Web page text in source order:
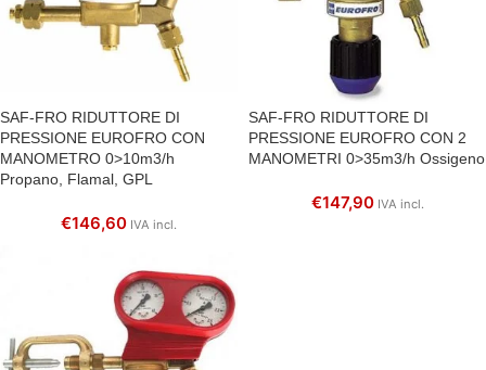
SAF-FRO RIDUTTORE DI
PRESSIONE EUROFRO CON
MANOMETRO 0>10m3/h
Propano, Flamal, GPL
€146,60 IVA incl.
SAF-FRO RIDUTTORE DI
PRESSIONE EUROFRO CON 2
MANOMETRI 0>35m3/h Ossigeno
€147,90 IVA incl.